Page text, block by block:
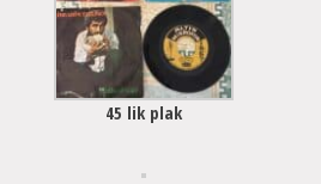
45 lik plak